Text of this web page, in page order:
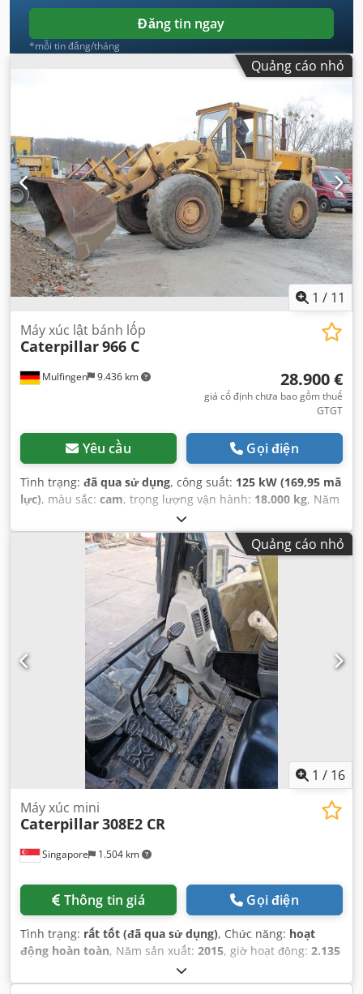
Đăng tin ngay
*mỗi tin đăng/tháng
Quảng cáo nhỏ
1 / 11
Mulfingen 9.436 km
Máy xúc lật bánh lốp
Caterpillar966 C
28.900 €
giá cố định chưa bao gồm thuế
GTGT
Yêu cầu Gọi điện
Tình trạng: đã qua sử dụng, công suất: 125 kW (169,95 mã
lực), màu sắc: cam, trọng lượng vận hành: 18.000 kg, Năm
cabin,
Quảng cáo nhỏ
1 / 16
Singapore 1.504 km
Máy xúc mini
Caterpillar308E2 CR
Thông tin giá Gọi điện
Tình trạng: rất tốt (đã qua sử dụng), Chức năng: hoạt
động hoàn toàn, Năm sản xuất: 2015, giờ hoạt động: 2.135
CAT0308EPMY201796